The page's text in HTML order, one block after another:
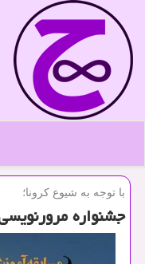
با توجه به شیوع كرونا؛
جشنواره